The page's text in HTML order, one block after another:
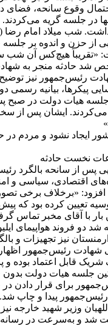
وقوع سانحه، فضای
در جلسه گریه
شب میلاد امام رضا
حزن و اندوه بر
«تقریباً هیچ‌کس
شد حادثه منجر به
رسمی خبر شهادت
پیکرها، بیانیه
جلسه هیات دولت در
ایشان پس از
ایجاد نشود و مردم
نخست حادثه
پس از سانحه
اقتصادی، سیاسی و
افزود: «برخلاف برخی
تعیین کرده بود که
با آقای مخبر تماس
دو فروند هواپیمای
نیز تجهیزات
شهادت رئیس‌جمهور
قابل اعتماد بوده و
برگزاری نخستین جلسه
برای قرار دادن
رئیس‌جمهور پیدا و
وزیر شهید خارجه
شد و به‌سرعت در